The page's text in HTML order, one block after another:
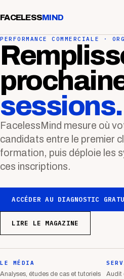
FACELESSMIND
PERFORMANCE COMMERCIALE ·
sessions.
FacelessMind mesure où
candidats entre le premier
formation, puis déploie les
ces inscriptions.
ACCÉDER AU DIAGNOSTIC
LIRE LE MAGAZINE
LE MÉDIA
Analyses, études de cas et tutoriels
Audit